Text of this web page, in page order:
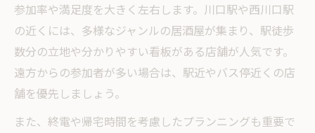
参加率や満足度を大きく左右します。川口駅や西川口駅
の近くには、多様なジャンルの居酒屋が集まり、駅徒歩
数分の立地や分かりやすい看板がある店舗が人気です。
遠方からの参加者が多い場合は、駅近やバス停近くの店
舗を優先しましょう。
また、終電や帰宅時間を考慮したプランニングも重要で